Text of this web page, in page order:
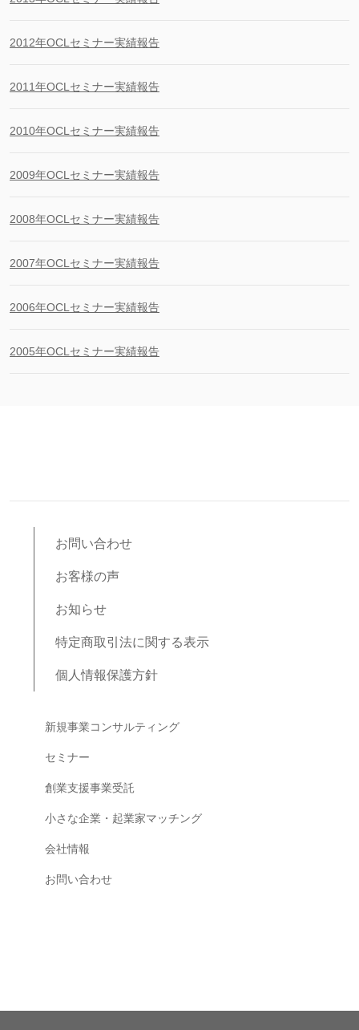
2012年OCLセミナー実績報告
2011年OCLセミナー実績報告
2010年OCLセミナー実績報告
2009年OCLセミナー実績報告
2008年OCLセミナー実績報告
2007年OCLセミナー実績報告
2006年OCLセミナー実績報告
2005年OCLセミナー実績報告
お問い合わせ
お客様の声
お知らせ
特定商取引法に関する表示
個人情報保護方針
新規事業コンサルティング
セミナー
創業支援事業受託
小さな企業・起業家マッチング
会社情報
お問い合わせ